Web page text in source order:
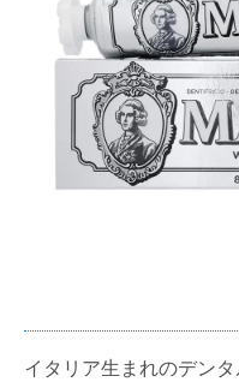
イタリア生まれのデン